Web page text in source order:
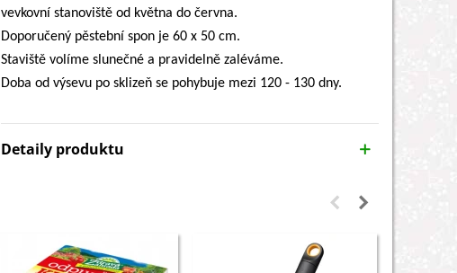
vevkovní stanoviště od května do června.
Doporučený pěstební spon je 60 x 50 cm.
Staviště volíme slunečné a pravidelně zaléváme.
Doba od výsevu po sklizeň se pohybuje mezi 120 - 130 dny.
Detaily produktu